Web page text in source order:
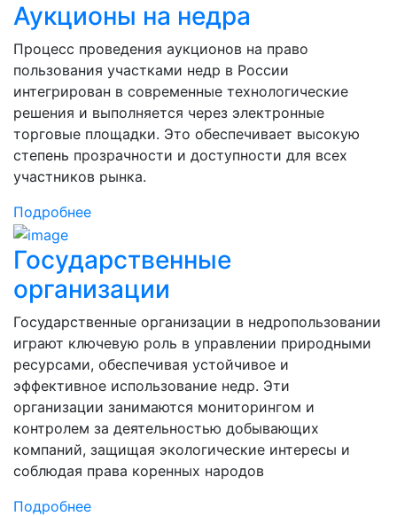
Аукционы на недра
Процесс проведения аукционов на право
пользования участками недр в России
интегрирован в современные технологические
решения и выполняется через электронные
торговые площадки. Это обеспечивает высокую
степень прозрачности и доступности для всех
участников рынка.
Подробнее
Государственные
организации
Государственные организации в недропользовании
играют ключевую роль в управлении природными
ресурсами, обеспечивая устойчивое и
эффективное использование недр. Эти
организации занимаются мониторингом и
контролем за деятельностью добывающих
компаний, защищая экологические интересы и
соблюдая права коренных народов
Подробнее